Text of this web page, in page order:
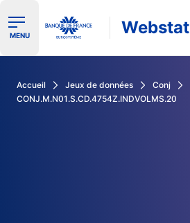
Ouvrir le menu de navigation
MENU Webstat
Accueil Jeux de données
Conj
CONJ.M.N01.S.CD.4754Z.INDVOLMS.20